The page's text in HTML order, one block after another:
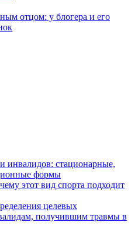
отцом: у блогера и его
инвалидов: стационарные,
формы
этот вид спорта подходит
целевых
получившим травмы в